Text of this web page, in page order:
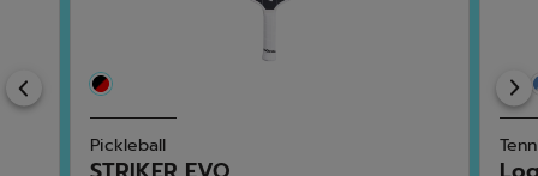
Previous
Pickleball